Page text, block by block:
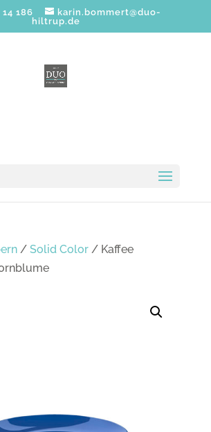
186
karin.bommert@duo-
hiltrup.de
/ Solid Color/ Kaffee